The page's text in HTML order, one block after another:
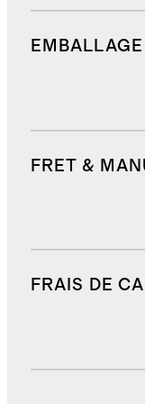
EMBALLAGE
FRET &
FRAIS DE